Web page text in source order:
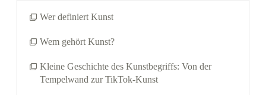
Wer definiert Kunst
Wem gehört Kunst?
Kleine Geschichte des Kunstbegriffs: Von der
Tempelwand zur TikTok-Kunst